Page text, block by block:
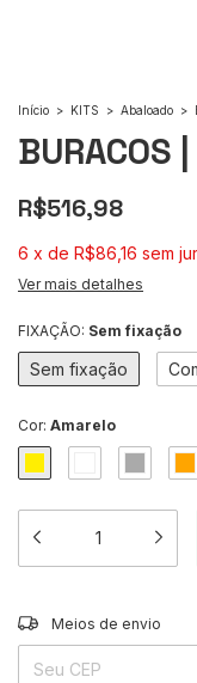
Início > KITS > Abaloado >
BURACOS
R$516,98
6 x de R$86,16 sem
Ver mais detalhes
FIXAÇÃO: Sem fixação
Sem fixação
Cor: Amarelo
Entregas para o CEP:
Meios de envio